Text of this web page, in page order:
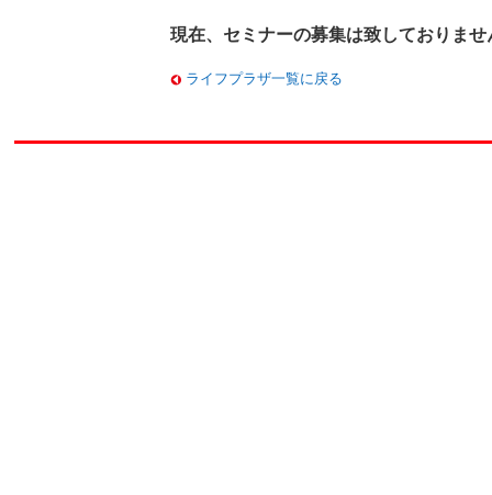
現在、セミナーの募集は致しておりませ
ライフプラザ一覧に戻る